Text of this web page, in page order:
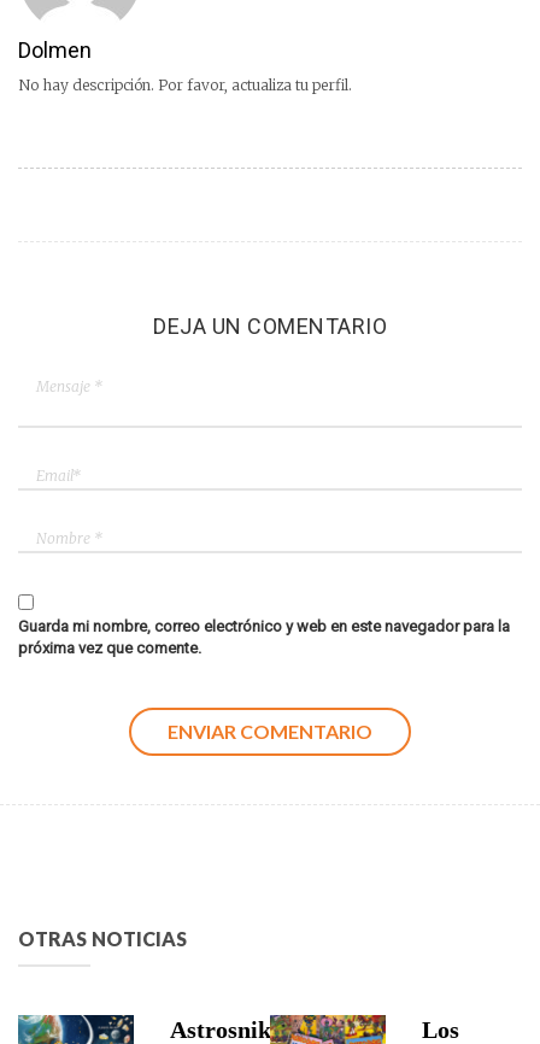
Dolmen
No hay descripción. Por favor, actualiza tu perfil.
DEJA UN COMENTARIO
Guarda mi nombre, correo electrónico y web en este navegador para la
próxima vez que comente.
OTRAS NOTICIAS
Astrosniks,
Los